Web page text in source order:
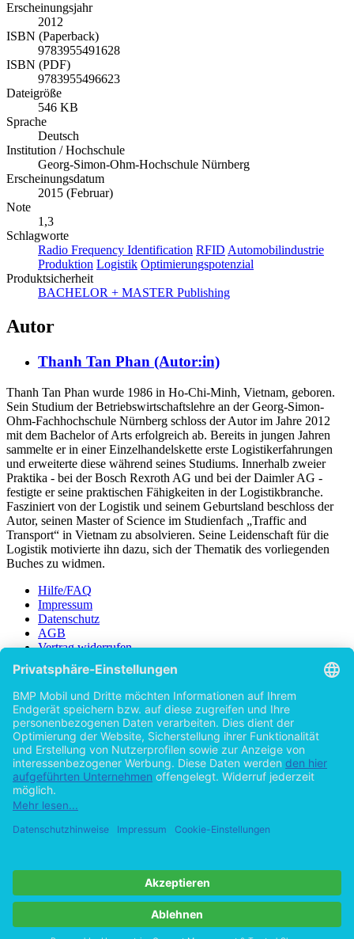
Erscheinungsform
Erstausgabe
Erscheinungsjahr
2012
ISBN (Paperback)
9783955491628
ISBN (PDF)
9783955496623
Dateigröße
546 KB
Sprache
Deutsch
Institution / Hochschule
Georg-Simon-Ohm-Hochschule Nürnberg
Erscheinungsdatum
2015 (Februar)
Note
1,3
Schlagworte
Radio Frequency Identification
Produktion Logistik Optimierungspotenzial
BACHELOR + MASTER Publishing
Autor
Thanh Tan Phan (Autor:in)
Thanh Tan Phan wurde 1986 in Ho-Chi-Minh, Vietnam, geboren.
Sein Studium der Betriebswirtschaftslehre an der Georg-Simon-
Ohm-Fachhochschule Nürnberg schloss der Autor im Jahre 2012
mit dem Bachelor of Arts erfolgreich ab. Bereits in jungen Jahren
sammelte er in einer Einzelhandelskette erste Logistikerfahrungen
und erweiterte diese während seines Studiums. Innerhalb zweier
Praktika - bei der Bosch Rexroth AG und bei der Daimler AG -
festigte er seine praktischen Fähigkeiten in der Logistikbranche.
Fasziniert von der Logistik und seinem Geburtsland beschloss der
Autor, seinen Master of Science im Studienfach „Traffic and
Transport“ in Vietnam zu absolvieren. Seine Leidenschaft für die
Buches zu widmen.
Hilfe/FAQ
Impressum
Datenschutz
AGB
Vertrag widerrufen
Zur Desktop-Version
Copyright ©Imprint in der Bedey & Thoms Media GmbH
byOpen Publishing
Zurück